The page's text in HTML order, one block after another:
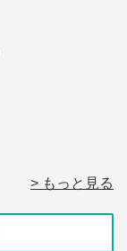
> もっと見る